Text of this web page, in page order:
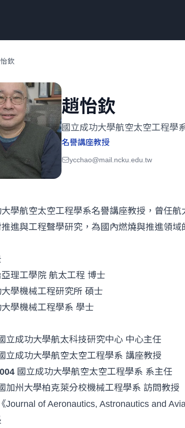
欽
趙怡欽
國立成功大學航空太空工程學
名譽講座教授
ycchao@mail.ncku.edu.tw
學航空太空工程學系名譽講座教授，曾任
進與工程聲學研究，為國內燃燒與推進領
理工學院 航太工程 博士
學機械工程研究所 碩士
學機械工程學系 學士
立成功大學航太科技研究中心 中心主任
立成功大學航空太空工程學系 講座教授
國立成功大學航空太空工程學系 系主任
加州大學柏克萊分校機械工程學系 訪問教授
《Journal of Aeronautics, Astronautics and